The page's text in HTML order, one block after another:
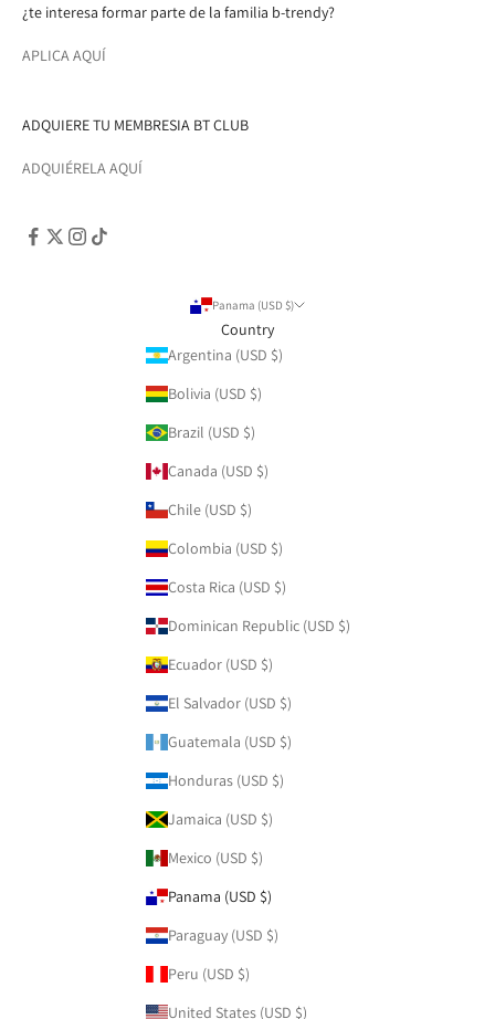
¿te interesa formar parte de la familia b-trendy?
APLICA AQUÍ
ADQUIERE TU MEMBRESIA BT CLUB
ADQUIÉRELA AQUÍ
Panama (USD $)
Country
Argentina (USD $)
Bolivia (USD $)
Brazil (USD $)
Canada (USD $)
Chile (USD $)
Colombia (USD $)
Costa Rica (USD $)
Dominican Republic (USD $)
Ecuador (USD $)
El Salvador (USD $)
Guatemala (USD $)
Honduras (USD $)
Jamaica (USD $)
Mexico (USD $)
Panama (USD $)
Paraguay (USD $)
Peru (USD $)
United States (USD $)